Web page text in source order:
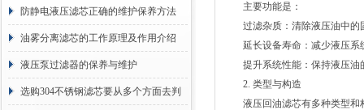
防静电液压滤芯正确的维护保养方法
油雾分离滤芯的工作原理及作用介绍
液压泵过滤器的保养与维护
选购304不锈钢滤芯要从多个方面去判
主要功能是：
过滤杂质：清除液压油中的
延长设备寿命：减少液压系
提升系统性能：保持液压油
2. 类型与构造
液压回油滤芯有多种类型和